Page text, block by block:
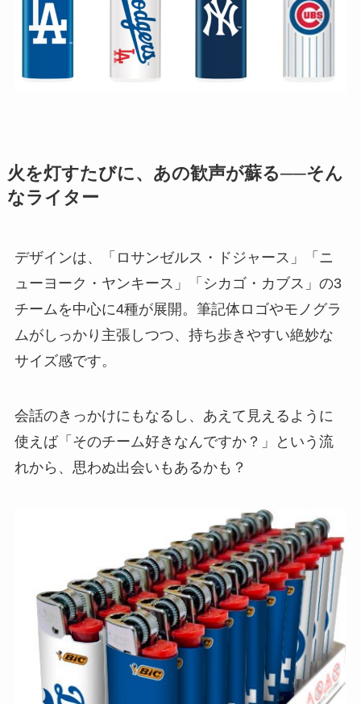
火を灯すたびに、あの歓声が蘇る──そん
なライター
デザインは、「ロサンゼルス・ドジャース」「ニ
ューヨーク・ヤンキース」「シカゴ・カブス」の3
チームを中心に4種が展開。筆記体ロゴやモノグラ
ムがしっかり主張しつつ、持ち歩きやすい絶妙な
サイズ感です。
会話のきっかけにもなるし、あえて見えるように
使えば「そのチーム好きなんですか？」という流
れから、思わぬ出会いもあるかも？